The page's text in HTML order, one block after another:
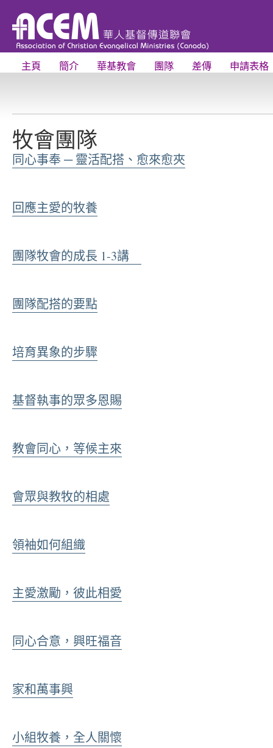
主頁 簡介 華基教會 團隊 差傳 申請表格
牧會團隊
同心事奉 ─ 靈活配搭、愈來愈夾
回應主愛的牧養
團隊牧會的成長 1-3講
團隊配搭的要點
培育異象的步驟
基督執事的眾多恩賜
教會同心，等候主來
會眾與教牧的相處
領袖如何組織
主愛激勵，彼此相愛
同心合意，興旺福音
家和萬事興
小組牧養，全人關懷